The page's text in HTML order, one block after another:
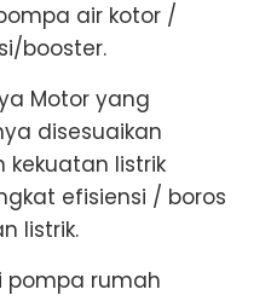
air kotor /
booster.
Motor yang
disesuaikan
kekuatan listrik
efisiensi / boros
listrik.
pompa rumah